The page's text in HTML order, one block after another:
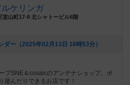
ルケリンガ
堂山町17-8 北シャトービル6階
ダー（2025年02月13日 16時53分）
プSNE＆cosaicのアンテナショップ。ボ
遊んだりできるお店です！